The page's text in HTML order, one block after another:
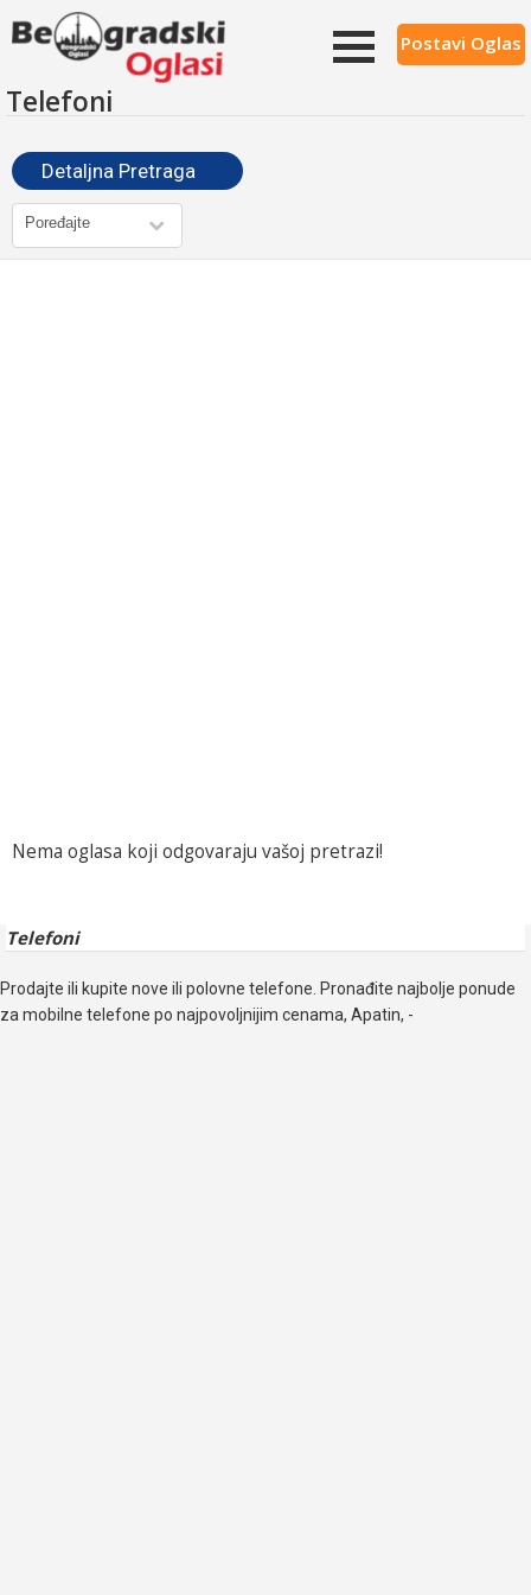
Postavi Oglas
Telefoni
Detaljna Pretraga
Nema oglasa koji odgovaraju vašoj pretrazi!
Telefoni
Prodajte ili kupite nove ili polovne telefone. Pronađite najbolje ponude
za mobilne telefone po najpovoljnijim cenama, Apatin, -